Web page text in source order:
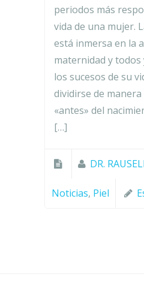
periodos más
vida de una mujer.
está inmersa en la
maternidad y todos
los sucesos de su
dividirse de
«antes» del
[…]
DR.
Noticias, Piel